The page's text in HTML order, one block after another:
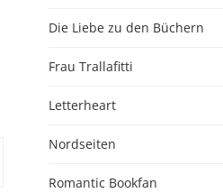
Die Liebe zu den Büchern
Frau Trallafitti
Letterheart
Nordseiten
Romantic Bookfan